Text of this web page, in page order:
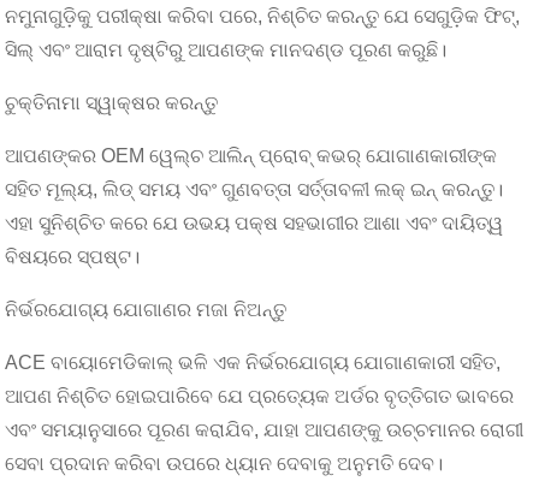
ନମୁନାଗୁଡ଼ିକୁ ପରୀକ୍ଷା କରିବା ପରେ, ନିଶ୍ଚିତ କରନ୍ତୁ ଯେ ସେଗୁଡ଼ିକ ଫିଟ୍,
ସିଲ୍ ଏବଂ ଆରାମ ଦୃଷ୍ଟିରୁ ଆପଣଙ୍କ ମାନଦଣ୍ଡ ପୂରଣ କରୁଛି।
ଚୁକ୍ତିନାମା ସ୍ୱାକ୍ଷର କରନ୍ତୁ
ଆପଣଙ୍କର OEM ୱେଲ୍ଚ ଆଲିନ୍ ପ୍ରୋବ୍ କଭର୍ ଯୋଗାଣକାରୀଙ୍କ
ସହିତ ମୂଲ୍ୟ, ଲିଡ୍ ସମୟ ଏବଂ ଗୁଣବତ୍ତା ସର୍ତ୍ତାବଳୀ ଲକ୍ ଇନ୍ କରନ୍ତୁ।
ଏହା ସୁନିଶ୍ଚିତ କରେ ଯେ ଉଭୟ ପକ୍ଷ ସହଭାଗୀର ଆଶା ଏବଂ ଦାୟିତ୍ୱ
ବିଷୟରେ ସ୍ପଷ୍ଟ।
ନିର୍ଭରଯୋଗ୍ୟ ଯୋଗାଣର ମଜା ନିଅନ୍ତୁ
ACE ବାୟୋମେଡିକାଲ୍ ଭଳି ଏକ ନିର୍ଭରଯୋଗ୍ୟ ଯୋଗାଣକାରୀ ସହିତ,
ଆପଣ ନିଶ୍ଚିତ ହୋଇପାରିବେ ଯେ ପ୍ରତ୍ୟେକ ଅର୍ଡର ବୃତ୍ତିଗତ ଭାବରେ
ଏବଂ ସମୟାନୁସାରେ ପୂରଣ କରାଯିବ, ଯାହା ଆପଣଙ୍କୁ ଉଚ୍ଚମାନର ରୋଗୀ
ସେବା ପ୍ରଦାନ କରିବା ଉପରେ ଧ୍ୟାନ ଦେବାକୁ ଅନୁମତି ଦେବ।